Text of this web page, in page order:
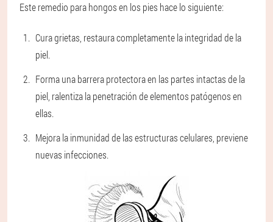
Este remedio para hongos en los pies hace lo siguiente:
Cura grietas, restaura completamente la integridad de la
piel.
Forma una barrera protectora en las partes intactas de la
piel, ralentiza la penetración de elementos patógenos en
ellas.
Mejora la inmunidad de las estructuras celulares, previene
nuevas infecciones.